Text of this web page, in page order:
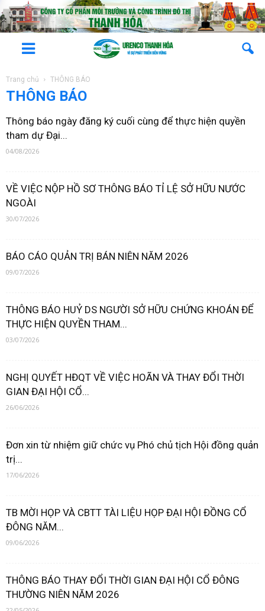
Trang chủ THÔNG BÁO
THÔNG BÁO
Thông báo ngày đăng ký cuối cùng để thực hiện quyền
tham dự Đại...
04/08/2026
VỀ VIỆC NỘP HỒ SƠ THÔNG BÁO TỈ LỆ SỞ HỮU NƯỚC
NGOÀI
30/07/2026
BÁO CÁO QUẢN TRỊ BÁN NIÊN NĂM 2026
09/07/2026
THÔNG BÁO HUỶ DS NGƯỜI SỞ HỮU CHỨNG KHOÁN ĐỂ
THỰC HIỆN QUYỀN THAM...
03/07/2026
NGHỊ QUYẾT HĐQT VỀ VIỆC HOÃN VÀ THAY ĐỔI THỜI
GIAN ĐẠI HỘI CỔ...
26/06/2026
Đơn xin từ nhiệm giữ chức vụ Phó chủ tịch Hội đồng quản
trị...
17/06/2026
TB MỜI HỌP VÀ CBTT TÀI LIỆU HỌP ĐẠI HỘI ĐỒNG CỔ
ĐÔNG NĂM...
09/06/2026
THÔNG BÁO THAY ĐỔI THỜI GIAN ĐẠI HỘI CỔ ĐÔNG
THƯỜNG NIÊN NĂM 2026